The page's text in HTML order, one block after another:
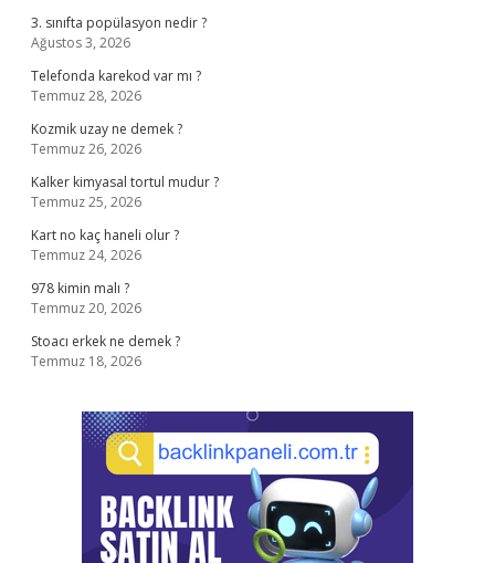
3. sınıfta popülasyon nedir ?
Ağustos 3, 2026
Telefonda karekod var mı ?
Temmuz 28, 2026
Kozmik uzay ne demek ?
Temmuz 26, 2026
Kalker kimyasal tortul mudur ?
Temmuz 25, 2026
Kart no kaç haneli olur ?
Temmuz 24, 2026
978 kimin malı ?
Temmuz 20, 2026
Stoacı erkek ne demek ?
Temmuz 18, 2026